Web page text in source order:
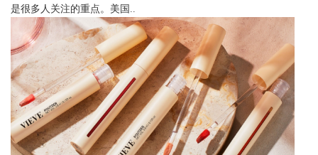
是很多人关注的重点。美国..